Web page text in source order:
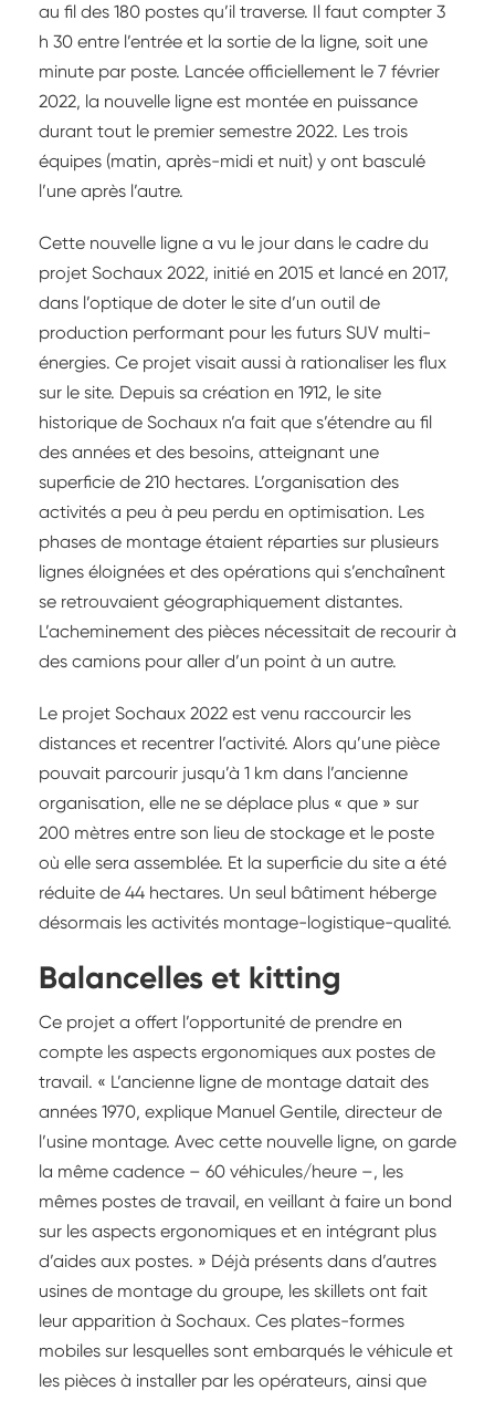
au fil des 180 postes qu’il traverse. Il faut compter 3
h 30 entre l’entrée et la sortie de la ligne, soit une
minute par poste. Lancée officiellement le 7 février
2022, la nouvelle ligne est montée en puissance
durant tout le premier semestre 2022. Les trois
équipes (matin, après-midi et nuit) y ont basculé
l’une après l’autre.
Cette nouvelle ligne a vu le jour dans le cadre du
projet Sochaux 2022, initié en 2015 et lancé en 2017,
dans l’optique de doter le site d’un outil de
production performant pour les futurs SUV multi-
énergies. Ce projet visait aussi à rationaliser les flux
sur le site. Depuis sa création en 1912, le site
historique de Sochaux n’a fait que s’étendre au fil
des années et des besoins, atteignant une
superficie de 210 hectares. L’organisation des
activités a peu à peu perdu en optimisation. Les
phases de montage étaient réparties sur plusieurs
lignes éloignées et des opérations qui s’enchaînent
se retrouvaient géographiquement distantes.
L’acheminement des pièces nécessitait de recourir à
des camions pour aller d’un point à un autre.
Le projet Sochaux 2022 est venu raccourcir les
distances et recentrer l’activité. Alors qu’une pièce
pouvait parcourir jusqu’à 1 km dans l’ancienne
organisation, elle ne se déplace plus « que » sur
200 mètres entre son lieu de stockage et le poste
où elle sera assemblée. Et la superficie du site a été
réduite de 44 hectares. Un seul bâtiment héberge
désormais les activités montage-logistique-qualité.
Balancelles et kitting
Ce projet a offert l’opportunité de prendre en
compte les aspects ergonomiques aux postes de
travail. « L’ancienne ligne de montage datait des
années 1970, explique Manuel Gentile, directeur de
l’usine montage. Avec cette nouvelle ligne, on garde
la même cadence – 60 véhicules/heure –, les
mêmes postes de travail, en veillant à faire un bond
sur les aspects ergonomiques et en intégrant plus
d’aides aux postes. » Déjà présents dans d’autres
usines de montage du groupe, les skillets ont fait
leur apparition à Sochaux. Ces plates-formes
mobiles sur lesquelles sont embarqués le véhicule et
les pièces à installer par les opérateurs, ainsi que